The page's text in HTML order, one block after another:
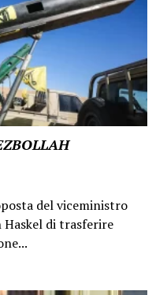
del viceministro
Haskel di trasferire